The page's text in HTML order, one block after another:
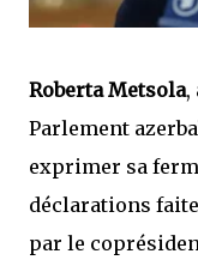
Roberta Metsola,
Parlement
exprimer sa
déclarations
par le